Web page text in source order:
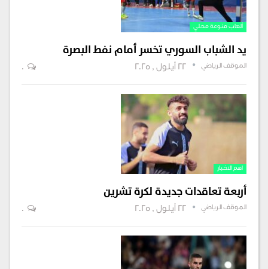
ألعاب منوعة محلي
يد الشباب السوري تخسر أمام نفط البصرة
الموقف الرياضي 22 أيلول , 2025 0
اهم الاخبار
أربعة تعاقدات جديدة لكرة تشرين
الموقف الرياضي 22 أيلول , 2025 0